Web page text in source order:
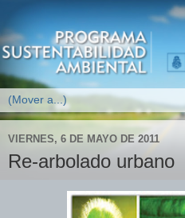
VIERNES, 6 DE MAYO DE 2011
Re-arbolado urbano